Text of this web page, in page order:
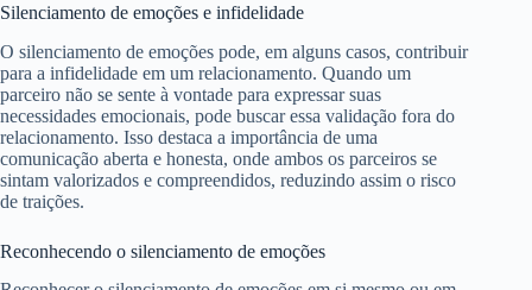
Silenciamento de emoções e infidelidade
O silenciamento de emoções pode, em alguns casos, contribuir
para a infidelidade em um relacionamento. Quando um
parceiro não se sente à vontade para expressar suas
necessidades emocionais, pode buscar essa validação fora do
relacionamento. Isso destaca a importância de uma
comunicação aberta e honesta, onde ambos os parceiros se
sintam valorizados e compreendidos, reduzindo assim o risco
de traições.
Reconhecendo o silenciamento de emoções